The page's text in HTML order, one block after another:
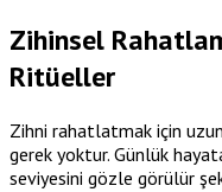
Zihinsel
Ritüeller
Zihni rahatlatmak için
gerek yoktur. Günlük
seviyesini gözle görülür